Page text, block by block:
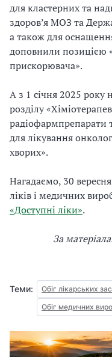
для кластерних та
здоров’я МОЗ та
а також для
доповнили позицією
прискорювача».
А з 1 січня 2025 року
розділу
радіофармпрепарати
для лікування
хворих».
Нагадаємо, 30 вересня
ліків і медичних
«Доступні ліки».
За
Теми:
Обіг лікарських
Обіг медичних